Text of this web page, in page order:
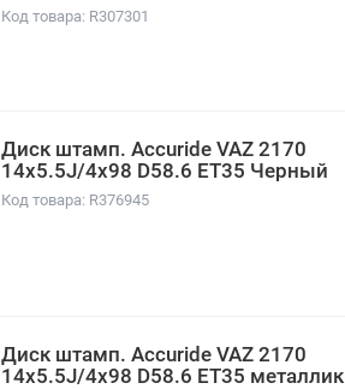
Код товара: R307301
Диск штамп. Accuride VAZ 2170
14x5.5J/4x98 D58.6 ET35 Черный
Код товара: R376945
Диск штамп. Accuride VAZ 2170
14x5.5J/4x98 D58.6 ET35 металлик